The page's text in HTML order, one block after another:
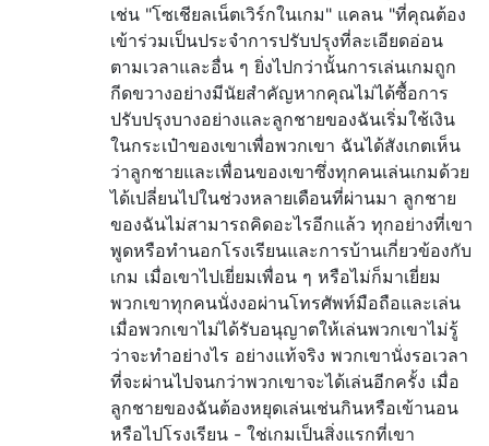
เช่น "โซเชียลเน็ตเวิร์กในเกม" แคลน "ที่คุณต้อง
เข้าร่วมเป็นประจำการปรับปรุงที่ละเอียดอ่อน
ตามเวลาและอื่น ๆ ยิ่งไปกว่านั้นการเล่นเกมถูก
กีดขวางอย่างมีนัยสำคัญหากคุณไม่ได้ซื้อการ
ปรับปรุงบางอย่างและลูกชายของฉันเริ่มใช้เงิน
ในกระเป๋าของเขาเพื่อพวกเขา ฉันได้สังเกตเห็น
ว่าลูกชายและเพื่อนของเขาซึ่งทุกคนเล่นเกมด้วย
ได้เปลี่ยนไปในช่วงหลายเดือนที่ผ่านมา ลูกชาย
ของฉันไม่สามารถคิดอะไรอีกแล้ว ทุกอย่างที่เขา
พูดหรือทำนอกโรงเรียนและการบ้านเกี่ยวข้องกับ
เกม เมื่อเขาไปเยี่ยมเพื่อน ๆ หรือไม่ก็มาเยี่ยม
พวกเขาทุกคนนั่งงอผ่านโทรศัพท์มือถือและเล่น
เมื่อพวกเขาไม่ได้รับอนุญาตให้เล่นพวกเขาไม่รู้
ว่าจะทำอย่างไร อย่างแท้จริง พวกเขานั่งรอเวลา
ที่จะผ่านไปจนกว่าพวกเขาจะได้เล่นอีกครั้ง เมื่อ
ลูกชายของฉันต้องหยุดเล่นเช่นกินหรือเข้านอน
หรือไปโรงเรียน - ใช่เกมเป็นสิ่งแรกที่เขา